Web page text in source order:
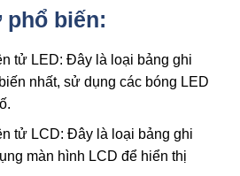
phổ biến:
tử LED: Đây là loại bảng ghi
nhất, sử dụng các bóng LED
tử LCD: Đây là loại bảng ghi
màn hình LCD để hiển thị